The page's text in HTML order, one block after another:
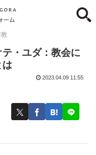
・ユダ：教会に
は
2023.04.09 11:55